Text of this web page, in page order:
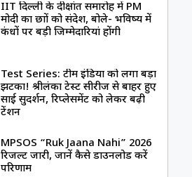
IIT दिल्ली के दीक्षांत समारोह में PM
मोदी का छात्रों को संदेश, बोले- भविष्य में
कंधों पर बड़ी जिम्मेदारियां होंगी
Test Series: टीम इंडिया को लगा बड़ा
झटका! श्रीलंका टेस्ट सीरीज से बाहर हुए
साई सुदर्शन, रिप्लेसमेंट को लेकर बढ़ी
टेंशन
MPSOS “Ruk Jaana Nahi” 2026
रिजल्ट जारी, जानें कैसे डाउनलोड करें
परिणाम